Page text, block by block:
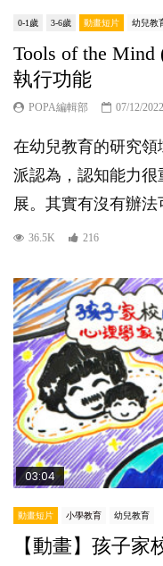
0-1歲 3-6歲 動畫短片 幼兒教
Tools of the
執行功能
POPA編輯部 07/12/2022
在幼兒教育的研究
派認為，認知能力
展。其實有沒有辦
36.5K 216
03:04
動畫短片 小學教育 幼兒教育
【動畫】孩子